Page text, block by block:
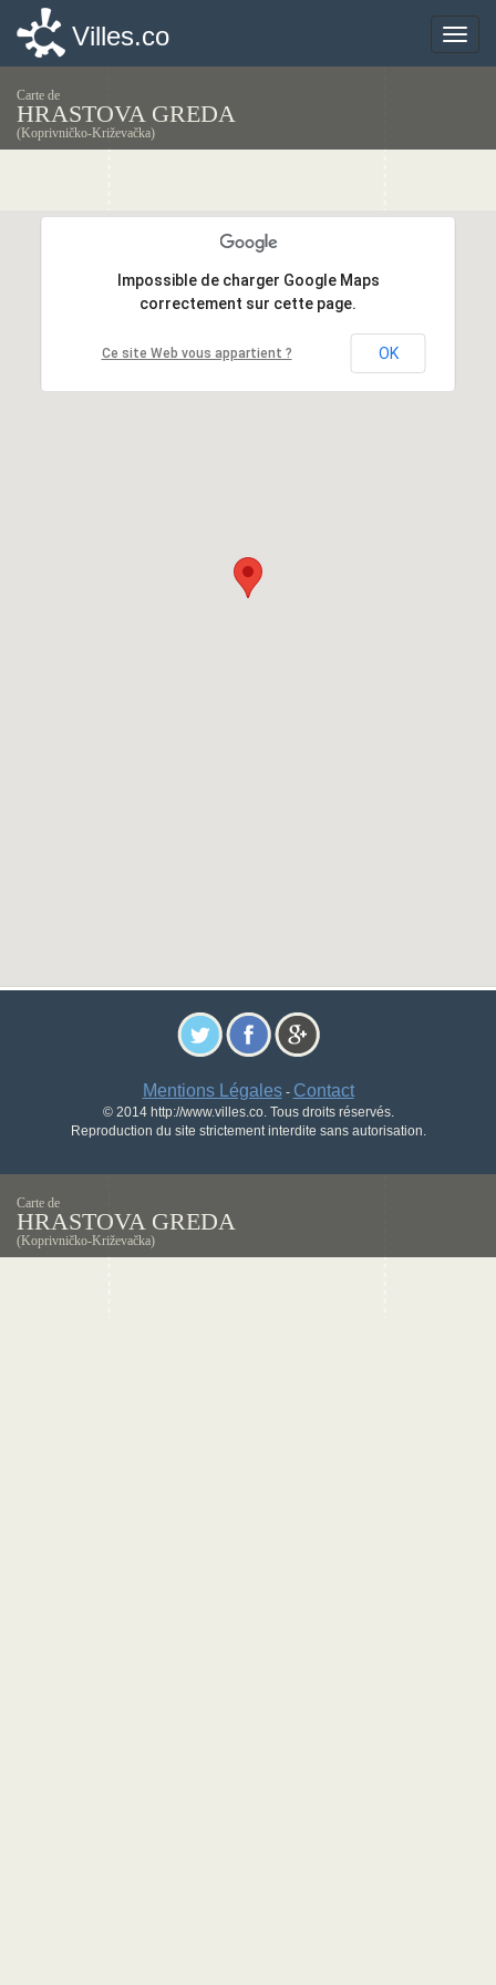
Toggle
Villes.co
Carte de
HRASTOVA GREDA
(Koprivničko-Križevačka)
Impossible de charger Google Maps
correctement sur cette page.
Ce site Web vous appartient ? OK
Impossible de charger Google Maps
correctement sur cette page.
Ce site Web vous appartient ? OK
Mentions Légales- Contact
© 2014 http://www.villes.co. Tous droits réservés.
Reproduction du site strictement interdite sans autorisation.
Toggle
Villes.co
Carte de
HRASTOVA GREDA
(Koprivničko-Križevačka)